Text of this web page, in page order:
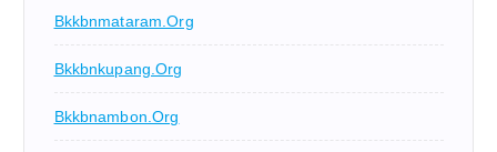
Bkkbnmataram.org
Bkkbnkupang.org
Bkkbnambon.org